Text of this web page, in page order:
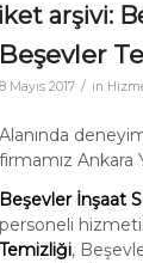
arşivi:
Beşevler
8 Mayıs 2017 / in
Alanında
firmamız Ankara
Beşevler İnşaat
personeli
Temizliği,